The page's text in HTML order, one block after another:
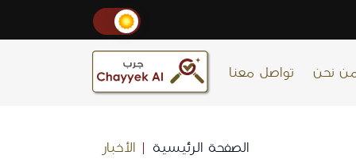
نحن تواصل معنا
الصفحة الرئيسية الأخبار